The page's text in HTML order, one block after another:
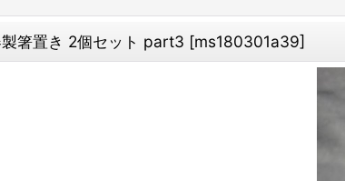
箸置き 2個セット part3 [ms180301a39]